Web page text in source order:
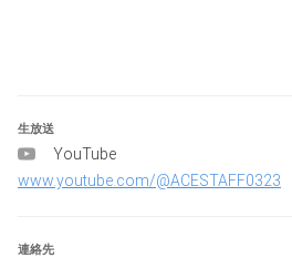
(＋500円でソフトドリンク飲み
■対戦環境
studioスペース
生放送
YouTube
www.youtube.com/@ACESTAFF0323
連絡先